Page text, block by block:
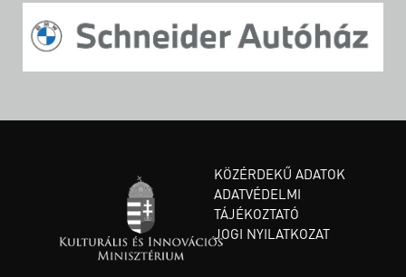
KÖZÉRDEKŰ ADATOK
ADATVÉDELMI
TÁJÉKOZTATÓ
JOGI NYILATKOZAT